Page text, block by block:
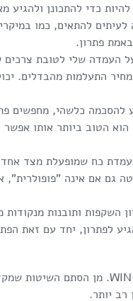
כדי להתכונן ולהגיע
להתאים, כמו
פתרון.
העמדה שלי לטובת
התעלמות מהבדלים.
כלשהי, מחפשים
הטוב ביותר אותו אפשר
כח שמופעלת מצד
גם אם אינה
השקפות ותובנות מנקודות
לפתרון, יחד עם זאת